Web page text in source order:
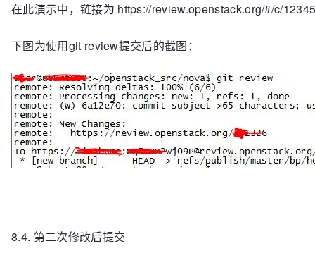
在此演示中，链接为 https://review.openstack.org/#/c/
下图为使用git review提交后的截图：
8.4. 第二次修改后提交